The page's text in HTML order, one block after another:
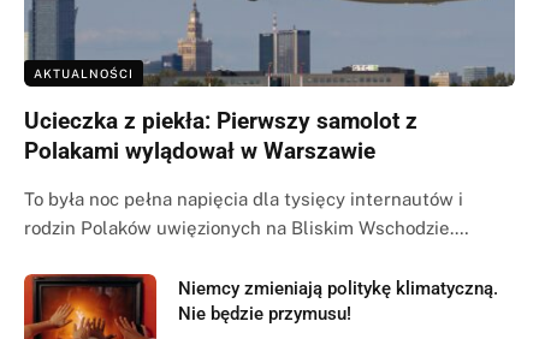
AKTUALNOŚCI
Ucieczka z piekła: Pierwszy samolot z
Polakami wylądował w Warszawie
To była noc pełna napięcia dla tysięcy internautów i
rodzin Polaków uwięzionych na Bliskim Wschodzie.…
Niemcy zmieniają politykę klimatyczną.
Nie będzie przymusu!